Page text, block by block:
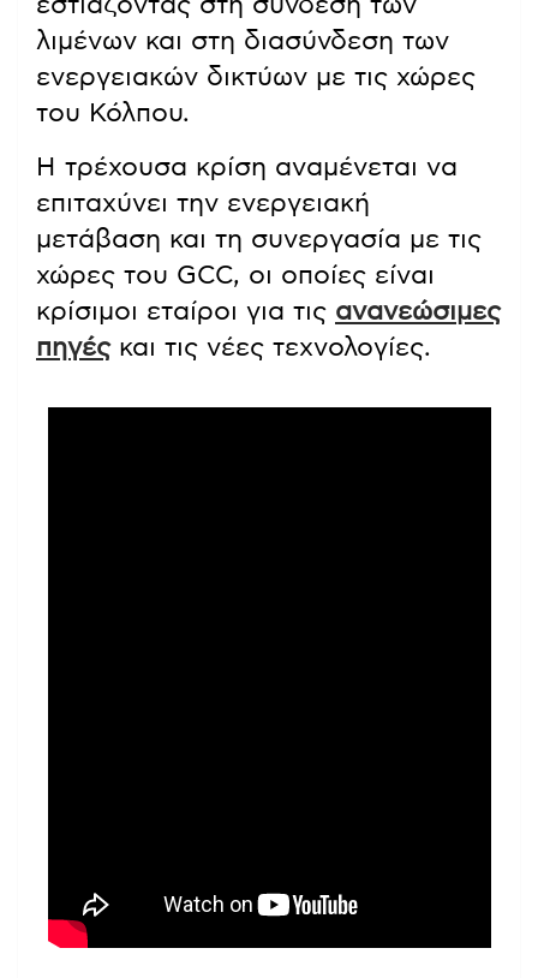
λιμένων και στη διασύνδεση των
ενεργειακών δικτύων με τις χώρες
του Κόλπου.
Η τρέχουσα κρίση αναμένεται να
επιταχύνει την ενεργειακή
μετάβαση και τη συνεργασία με τις
χώρες του GCC, οι οποίες είναι
κρίσιμοι εταίροι για τις ανανεώσιμες
πηγέςκαι τις νέες τεχνολογίες.